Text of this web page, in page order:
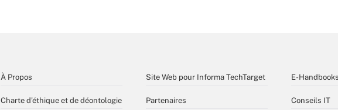
À Propos
Charte d’éthique et de déontologie
Site Web pour Informa TechTarget
Partenaires
E-
Conseils IT